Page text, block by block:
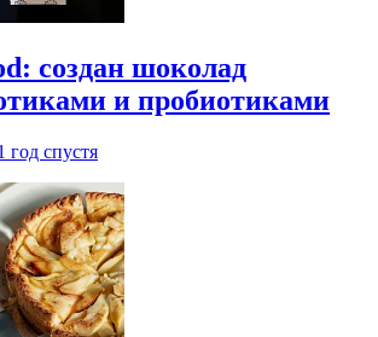
создан шоколад
и пробиотиками
год спустя